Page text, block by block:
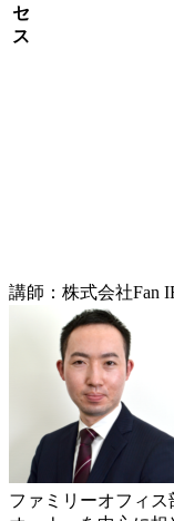
セ
ス
講師：株式会社Fan
ファミリーオフィ